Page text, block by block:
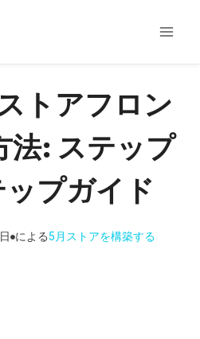
トアフロン
法: ステップ
プガイド
による5月 ストアを構築する